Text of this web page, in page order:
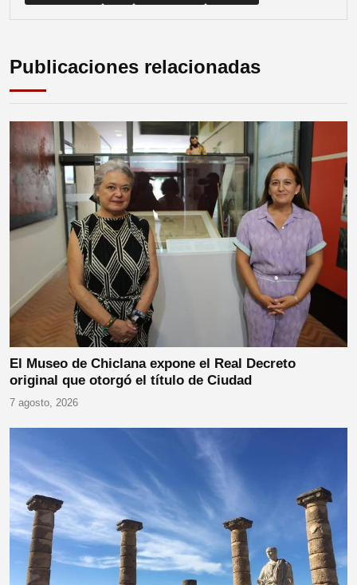
Publicaciones relacionadas
El Museo de Chiclana expone el Real Decreto
original que otorgó el título de Ciudad
7 agosto, 2026